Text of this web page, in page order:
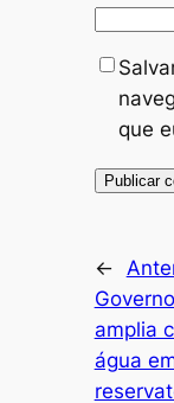
que
←
amplia
água